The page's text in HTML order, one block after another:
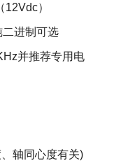
）
进制可选
并推荐专用电
轴同心度有关)